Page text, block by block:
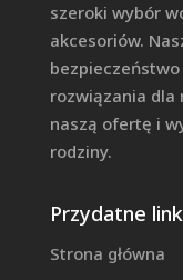
szeroki wybór
akcesoriów.
rozwiązania dla
naszą ofertę i
rodziny.
Przydatne
Strona główna